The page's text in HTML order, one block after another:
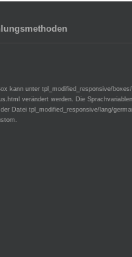
kann unter tpl_modified_responsive/boxes/
verändert werden. Die
Datei tpl_modified_responsive/lang/